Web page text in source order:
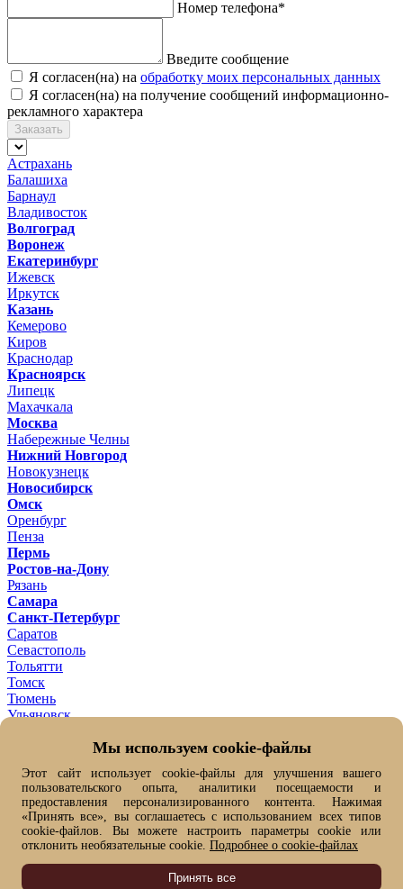
Номер телефона*
Введите сообщение
Я согласен(на) на обработку моих персональных данных
Я согласен(на) на получение сообщений информационно-
рекламного характера
Заказать
Астрахань
Балашиха
Барнаул
Владивосток
Волгоград
Воронеж
Екатеринбург
Ижевск
Иркутск
Казань
Кемерово
Киров
Краснодар
Красноярск
Липецк
Махачкала
Москва
Набережные Челны
Нижний Новгород
Новокузнецк
Новосибирск
Омск
Оренбург
Пенза
Пермь
Ростов-на-Дону
Рязань
Самара
Санкт-Петербург
Саратов
Севастополь
Тольятти
Томск
Тюмень
Ульяновск
Ярославль
Ваш город -Омск ?
Да Нет, выбрать другой
От выбранного города зависит цена товара и его наличие
Быстрый заказ
Имя*
Фамилия
Мы используем cookie-файлы
Этот сайт использует cookie-файлы для улучшения вашего
пользовательского опыта, аналитики посещаемости и
предоставления персонализированного контента. Нажимая
«Принять все», вы соглашаетесь с использованием всех типов
cookie-файлов. Вы можете настроить параметры cookie или
отклонить необязательные cookie. Подробнее о cookie-файлах
Принять все